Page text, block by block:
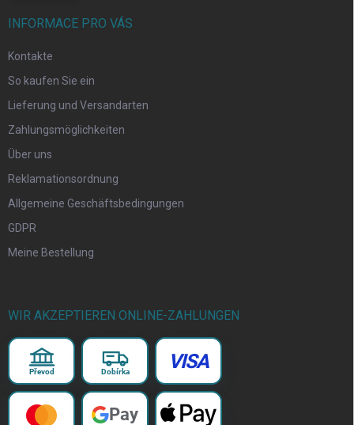
INFORMACE PRO VÁS
Kontakte
So kaufen Sie ein
Lieferung und Versandarten
Zahlungsmöglichkeiten
Über uns
Reklamationsordnung
Allgemeine Geschäftsbedingungen
GDPR
Meine Bestellung
WIR AKZEPTIEREN ONLINE-ZAHLUNGEN
Převod Dobírka VISA
Pay